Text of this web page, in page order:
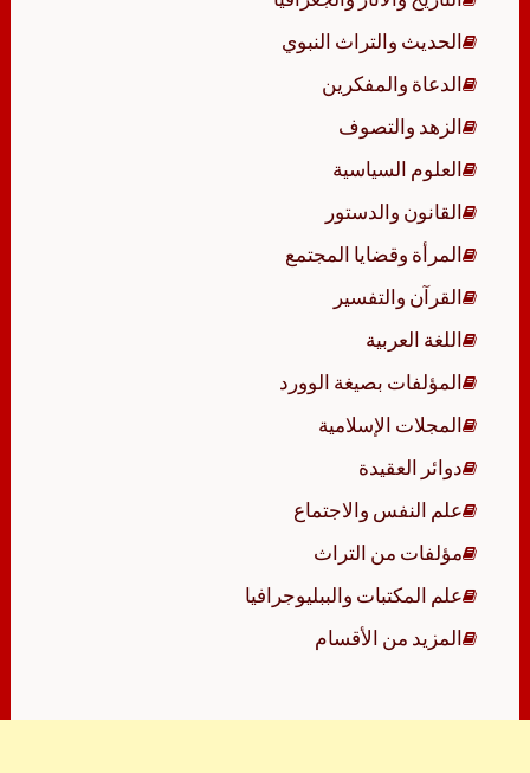
الحديث والتراث النبوي
الدعاة والمفكرين
الزهد والتصوف
العلوم السياسية
القانون والدستور
المرأة وقضايا المجتمع
القرآن والتفسير
اللغة العربية
المؤلفات بصيغة الوورد
المجلات الإسلامية
دوائر العقيدة
علم النفس والاجتماع
مؤلفات من التراث
علم المكتبات والببليوجرافيا
المزيد من الأقسام